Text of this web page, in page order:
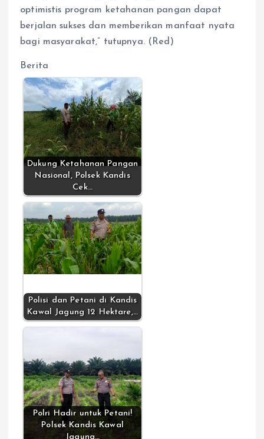
optimistis program ketahanan pangan dapat
berjalan sukses dan memberikan manfaat nyata
bagi masyarakat,” tutupnya. (Red)
Berita
Dukung Ketahanan Pangan
Nasional, Polsek Kandis
Cek…
Polisi dan Petani di Kandis
Kawal Jagung 12 Hektare,…
Polri Hadir untuk Petani!
Polsek Kandis Kawal
Jagung…